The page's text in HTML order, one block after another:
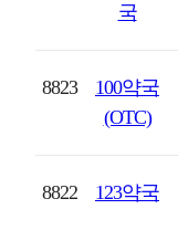
국
8823
100약국
(OTC)
8822 123약국